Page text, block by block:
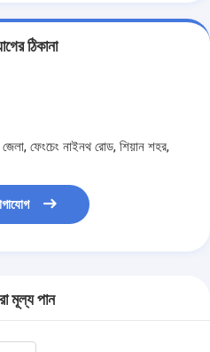
ঠিকানা
ফেংচেং নাইনথ রোড, শিয়ান শহর,
মূল্য পান